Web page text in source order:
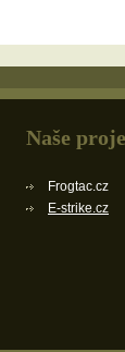
Naše
Frogtac.cz
E-strike.cz